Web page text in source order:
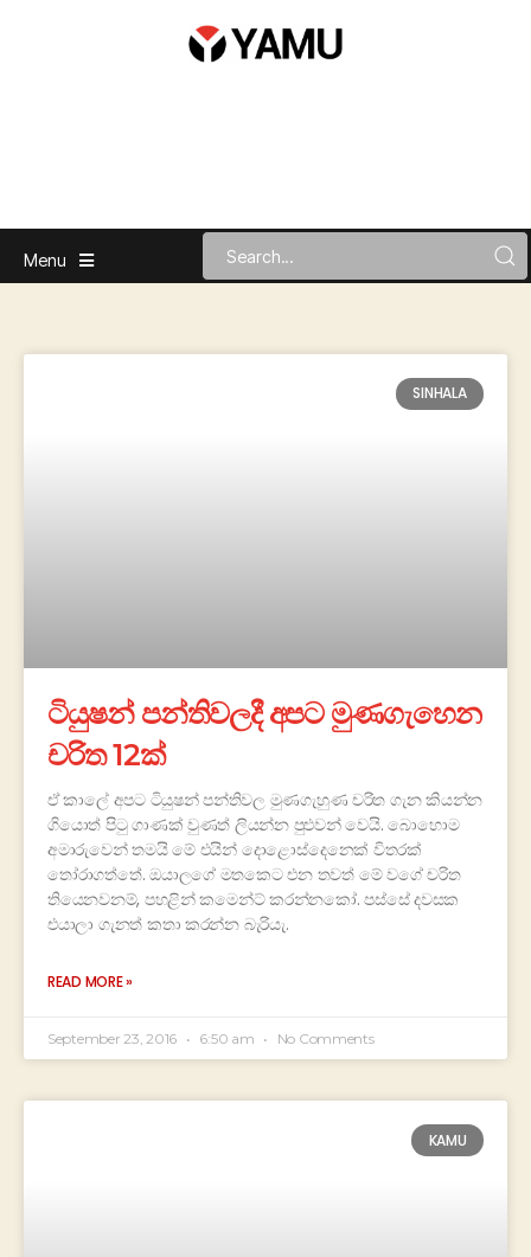
Menu
SINHALA
ටියුෂන් පන්තිවලදී අපට මුණගැහෙන
චරිත 12ක්
ඒ කාලේ අපට ටියුෂන් පන්තිවල මුණගැහුණ චරිත ගැන කියන්න
ගියොත් පිටු ගාණක් වුණත් ලියන්න පුළුවන් වෙයි. බොහොම
අමාරුවෙන් තමයි මේ එයින් දොළොස්දෙනෙක් විතරක්
තෝරාගත්තේ. ඔයාලගේ මතකෙට එන තවත් මේ වගේ චරිත
තියෙනවනම්, පහළින් කමෙන්ට් කරන්නකෝ. පස්සේ දවසක
එයාලා ගැනත් කතා කරන්න බැරියැ.
READ MORE »
September 23, 2016 6:50 am No Comments
KAMU